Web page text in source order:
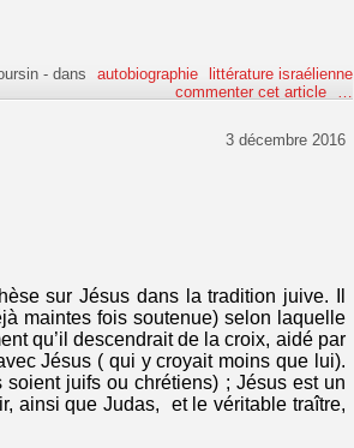
-dans autobiographie
littérature israélienne
commenter cet article
…
3 décembre 2016
sur Jésus dans la tradition juive. Il
maintes fois soutenue) selon laquelle
qu’il descendrait de la croix, aidé par
Jésus ( qui y croyait moins que lui).
soient juifs ou chrétiens) ; Jésus est un
ainsi que Judas, et le véritable traître,